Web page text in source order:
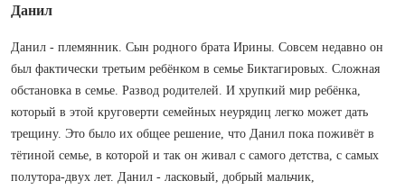
Данил
Данил - племянник. Сын родного брата Ирины. Совсем недавно он
был фактически третьим ребёнком в семье Биктагировых. Сложная
обстановка в семье. Развод родителей. И хрупкий мир ребёнка,
который в этой круговерти семейных неурядиц легко может дать
трещину. Это было их общее решение, что Данил пока поживёт в
тётиной семье, в которой и так он живал с самого детства, с самых
полутора-двух лет. Данил - ласковый, добрый мальчик,